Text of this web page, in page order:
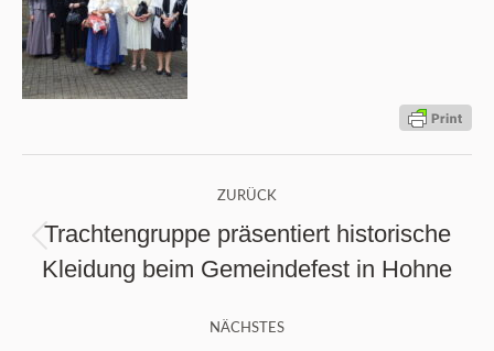
ZURÜCK
Trachtengruppe präsentiert historische
Kleidung beim Gemeindefest in Hohne
NÄCHSTES